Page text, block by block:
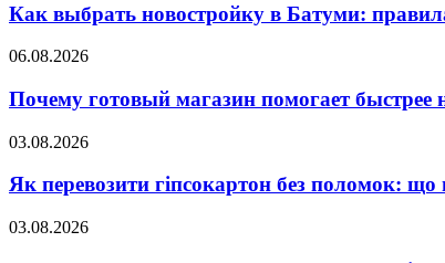
Как выбрать новостройку в Батуми:
06.08.2026
Почему готовый магазин помогает
03.08.2026
Як перевозити гіпсокартон без поломок: що
03.08.2026